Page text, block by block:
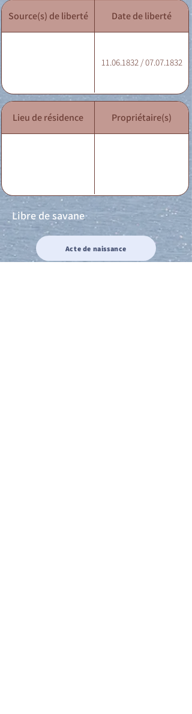
Source(s) de liberté Date de liberté
11.06.1832 / 07.07.1832
Lieu de résidence Propriétaire(s)
Libre de savane
Acte de naissance